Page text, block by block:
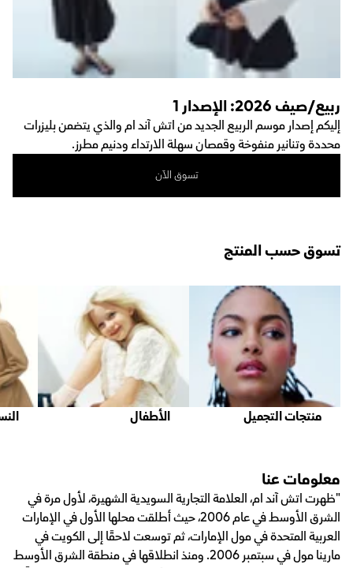
ربيع/صيف 2026: الإصدار 1
إليكم إصدار موسم الربيع الجديد من اتش آند ام والذي يتضمن بليزرات
محددة وتنانير منفوخة وقمصان سهلة الارتداء ودنيم مطرز.
تسوق الآن
تسوق حسب المنتج
منتجات التجميل الأطفال
معلومات عنا
"ظهرت اتش آند ام، العلامة التجارية السويدية الشهيرة، لأول مرة في
الشرق الأوسط في عام 2006، حيث أطلقت محلها الأول في الإمارات
العربية المتحدة في مول الإمارات، ثم توسعت لاحقًا إلى الكويت في
مارينا مول في سبتمبر 2006. ومنذ انطلاقها في منطقة الشرق الأوسط